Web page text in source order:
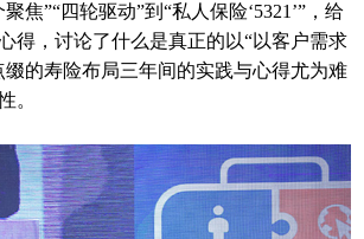
焦”“四轮驱动”到“私人保险‘5321’”，给
得，讨论了什么是真正的以“以客户需求
缀的寿险布局三年间的实践与心得尤为难
。